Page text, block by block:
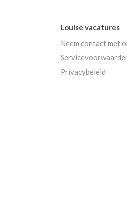
Louise vacatures
Neem contact met
Privacybeleid